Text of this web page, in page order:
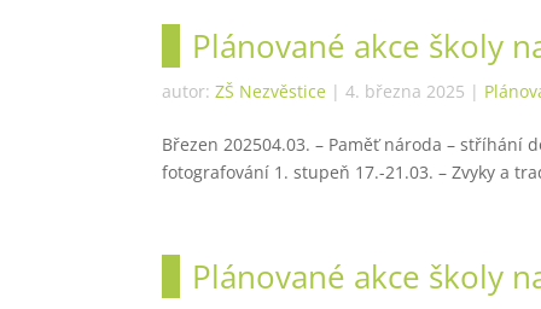
Plánované akce školy
autor:ZŠ Nezvěstice |4. března 2025 |
Březen 202504.03. – Paměť národa – stříhání
fotografování 1. stupeň 17.-21.03. – Zvyky a
Plánované akce školy